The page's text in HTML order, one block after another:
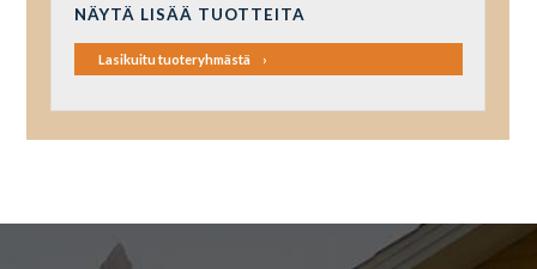
NÄYTÄ LISÄÄ TUOTTEITA
Lasikuitu tuoteryhmästä